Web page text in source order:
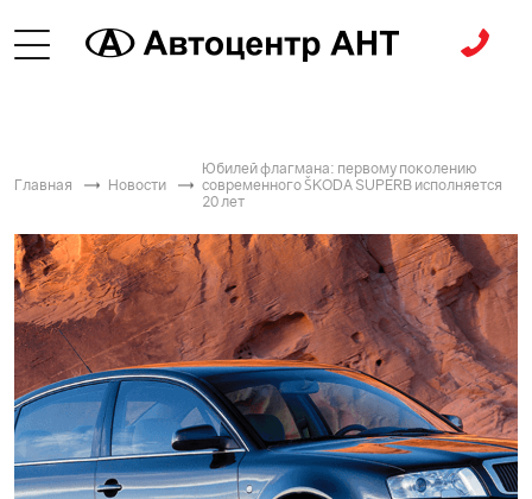
Главная Новости
Юбилей флагмана: первому поколению
современного ŠKODА SUPERB исполняется
20 лет